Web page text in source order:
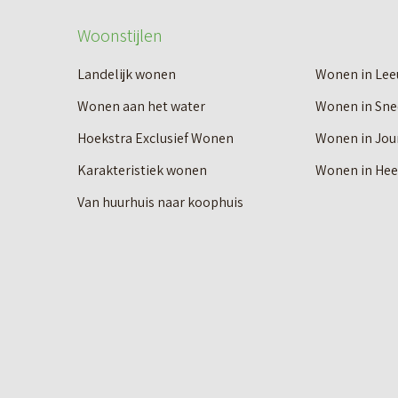
Woonstijlen
Landelijk wonen
Wonen in
Wonen aan het water
Wonen in
Hoekstra Exclusief Wonen
Wonen in
Karakteristiek wonen
Wonen in
Van huurhuis naar koophuis